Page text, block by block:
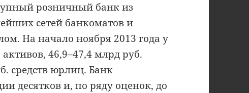
розничный банк из
сетей банкоматов и
На начало ноября 2013 года у
46,9–47,4 млрд руб.
средств юрлиц. Банк
десятков и, по ряду оценок, до